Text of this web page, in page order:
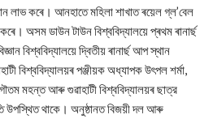
লাভ কৰে। আনহাতে মহিলা শাখাত ৰয়েল গ্ল’বেল
অসম ডাউন টাউন বিশ্ববিদ্যালয়ে প্ৰথম ৰানাৰ্ছ
বিশ্ববিদ্যালয়ে দ্বিতীয় ৰানাৰ্ছ আপ স্থান
বিশ্ববিদ্যালয়ৰ পঞ্জীয়ক অধ্যাপক উৎপল শৰ্মা,
মহন্ত আৰু গুৱাহাটী বিশ্ববিদ্যালয়ৰ ছাত্র
উপস্থিত থাকে। অনুষ্ঠানত বিজয়ী দল আৰু